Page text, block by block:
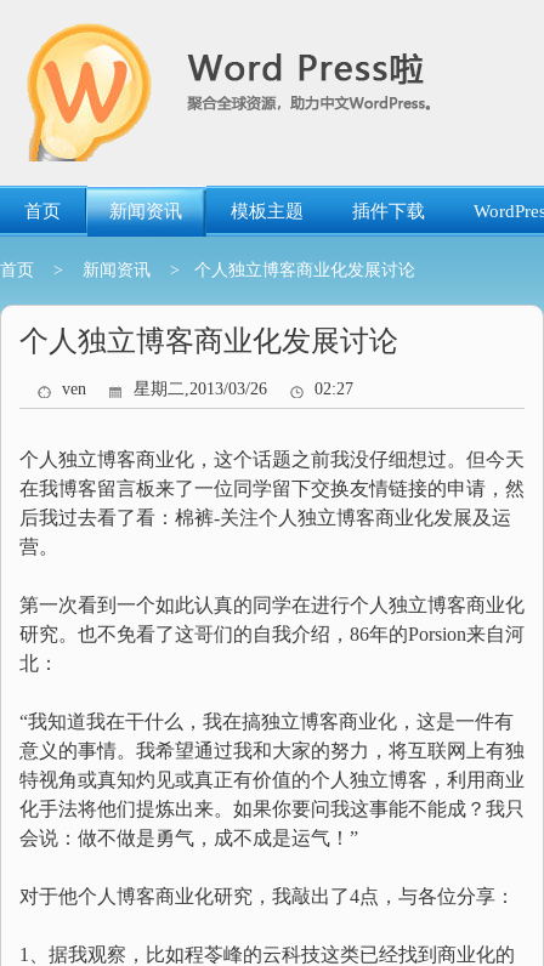
首页 新闻资讯 模板主题 插件下载
首页 > 新闻资讯 > 个人独立博客商业化发展讨论
个人独立博客商业化发展讨论
ven 星期二,2013/03/26 02:27
个人独立博客商业化，这个话题之前我没仔细想过。但今天
在我博客留言板来了一位同学留下交换友情链接的申请，然
后我过去看了看：棉裤-关注个人独立博客商业化发展及运
营。
第一次看到一个如此认真的同学在进行个人独立博客商业化
研究。也不免看了这哥们的自我介绍，86年的Porsion来自河
北：
“我知道我在干什么，我在搞独立博客商业化，这是一件有
意义的事情。我希望通过我和大家的努力，将互联网上有独
特视角或真知灼见或真正有价值的个人独立博客，利用商业
化手法将他们提炼出来。如果你要问我这事能不能成？我只
会说：做不做是勇气，成不成是运气！”
对于他个人博客商业化研究，我敲出了4点，与各位分享：
1、据我观察，比如程苓峰的云科技这类已经找到商业化的